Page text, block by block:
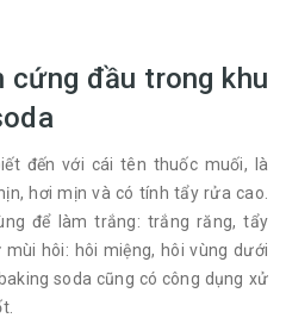
cứng đầu trong khu
đến với cái tên thuốc muối, là
hơi mịn và có tính tẩy rửa cao.
để làm trắng: trắng răng, tẩy
hôi: hôi miệng, hôi vùng dưới
soda cũng có công dụng xử